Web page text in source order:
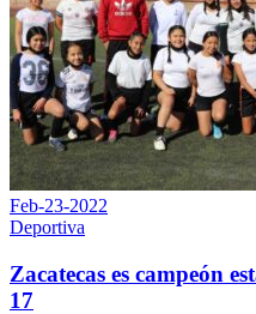
Feb-23-2022
Deportiva
Zacatecas es campeón
17